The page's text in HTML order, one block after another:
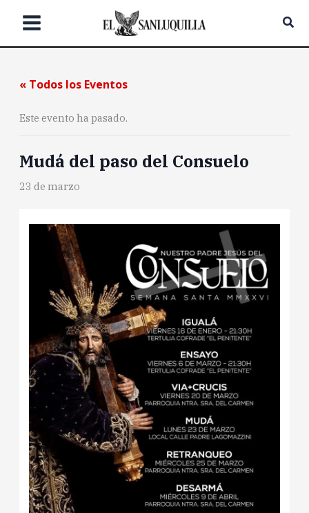
« Todos los Eventos
Este evento ha pasado.
Mudá del paso del Consuelo
23 de marzo